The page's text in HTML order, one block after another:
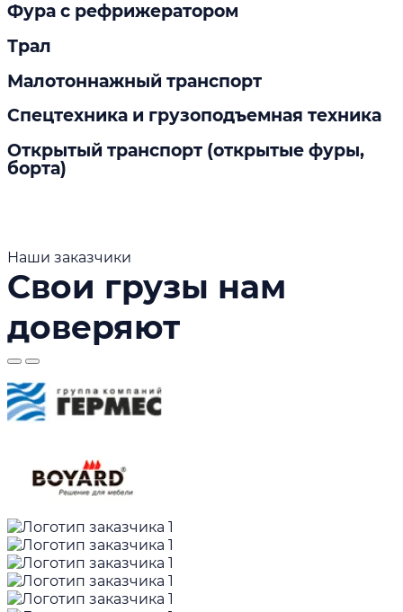
Фура с рефрижератором
Трал
Малотоннажный транспорт
Спецтехника и грузоподъемная техника
Открытый транспорт (открытые фуры,
борта)
Наши заказчики
Свои грузы нам
доверяют